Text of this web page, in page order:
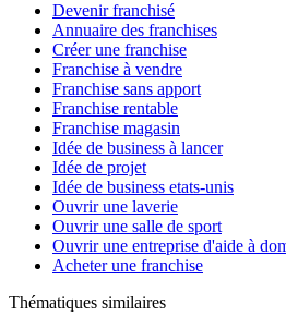
Devenir franchisé
Annuaire des franchises
Créer une franchise
Franchise à vendre
Franchise sans apport
Franchise rentable
Franchise magasin
Idée de business à lancer
Idée de projet
Idée de business etats-unis
Ouvrir une laverie
Ouvrir une salle de sport
Ouvrir une entreprise d'aide à
Acheter une franchise
Thématiques similaires